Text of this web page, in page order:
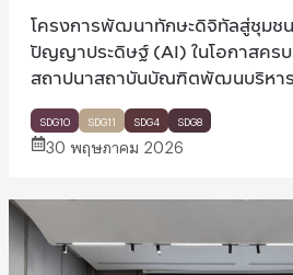
โครงการพัฒนาทักษะดิจิทัลสู่ชุมช
ปัญญาประดิษฐ์ (AI) ในโอกาสคร
สถาปนาสถาบันบัณฑิตพัฒนบริหา
ไตรรัตน์วิทยาคาร จังหวัดนครราชสี
SDG10 SDG11 SDG4 SDG8
30 พฤษภาคม 2026